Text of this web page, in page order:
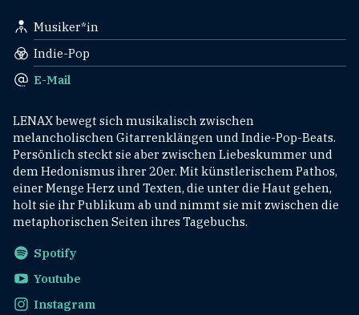
Musiker*in
Indie-Pop
E-Mail
LENAX bewegt sich musikalisch zwischen
melancholischen Gitarrenklängen und Indie-Pop-Beats.
Persönlich steckt sie aber zwischen Liebeskummer und
dem Hedonismus ihrer 20er. Mit künstlerischem Pathos,
einer Menge Herz und Texten, die unter die Haut gehen,
holt sie ihr Publikum ab und nimmt sie mit zwischen die
metaphorischen Seiten ihres Tagebuchs.
Spotify
Youtube
Instagram